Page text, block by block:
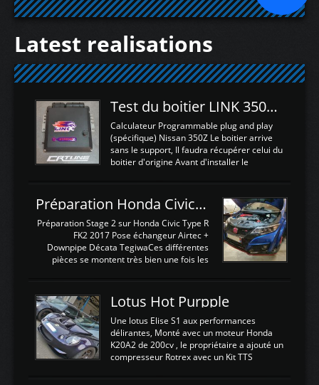
Latest realisations
Test du boitier LINK 350Z Plugin ECU
Calculateur Programmable plug and play
(spécifique) Nissan 350Z Le boitier arrive
sans le support, Il faudra récupérer celui du
boitier d'origine Avant d'installer le
d'envoyer l'information de la large bande
dans le boitier. sydney sweeney deepfake
La sortie 0-5V de l'afr sera connectée sur
l'entrée AN Volt 8 et GndAN pour
Analogique, et Volt car l'information est une
tension (Pas une résistance variable d'un
est temps de brancher le ...
Préparation Honda Civic Type R FK2
Préparation Stage 2 sur Honda Civic Type R
FK2 2017 Pose échangeur Airtec +
Downpipe Décata TegiwaCes différentes
pièces se montent très bien une fois les
légere découpe du plastique inferieur,
negénant en rien la structure ou le
fonctionnement du fond plat. Une
reprogrammation Stage 2 est faite sur le
calculateur d'origine. Une alternative
économique au passage sur Hondata
d'origine 310cv et 400Nn , Une fois
Lotus Hot Purpple
Une lotus Elise S1 aux performances
délirantes, Monté avec un moteur Honda
K20A2 de 200cv , le propriétaire a ajouté un
compresseur Rotrex avec un Kit TTS